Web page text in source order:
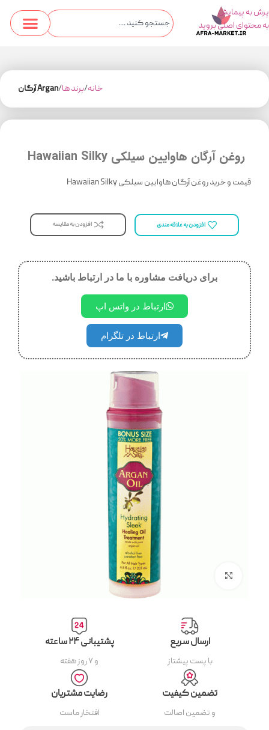
پرش به پیمایش
به محتوای اصلی بروید
خانه برند ها Argan آرگان
روغن آرگان هاوایین سیلکی Hawaiian Silky
قیمت و خرید روغن آرگان هاوایین سیلکی Hawaiian Silky
افزودن به علاقه مندی افزودن به مقایسه
برای دریافت مشاوره با ما در ارتباط باشید.
ارتباط در واتس اپ
ارتباط در تلگرام
ارسال سریع
با پست پیشتاز
پشتیبانی ۲۴ ساعته
و ۷ روز هفته
تضمین کیفیت
و تضمین اصالت
رضایت مشتریان
افتخار ماست